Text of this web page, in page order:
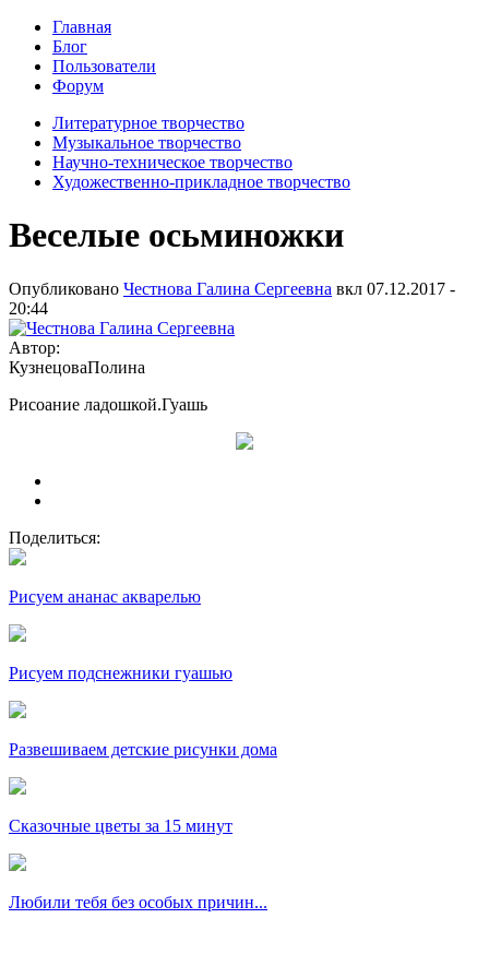
Главная
Блог
Пользователи
Форум
Литературное творчество
Музыкальное творчество
Научно-техническое творчество
Художественно-прикладное творчество
Веселые осьминожки
Опубликовано Честнова Галина Сергеевна вкл 07.12.2017 -
20:44
Автор:
КузнецоваПолина
Рисоание ладошкой.Гуашь
Поделиться:
Рисуем ананас акварелью
Рисуем подснежники гуашью
Развешиваем детские рисунки дома
Сказочные цветы за 15 минут
Любили тебя без особых причин...